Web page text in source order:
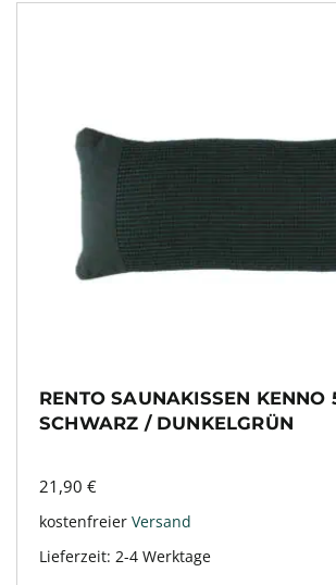
RENTO SAUNAKISSEN KENNO
SCHWARZ / DUNKELGRÜN
21,90 €
kostenfreier Versand
Lieferzeit: 2-4 Werktage